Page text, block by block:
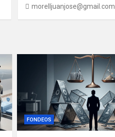
morelljuanjose@gmail.com
FONDEOS